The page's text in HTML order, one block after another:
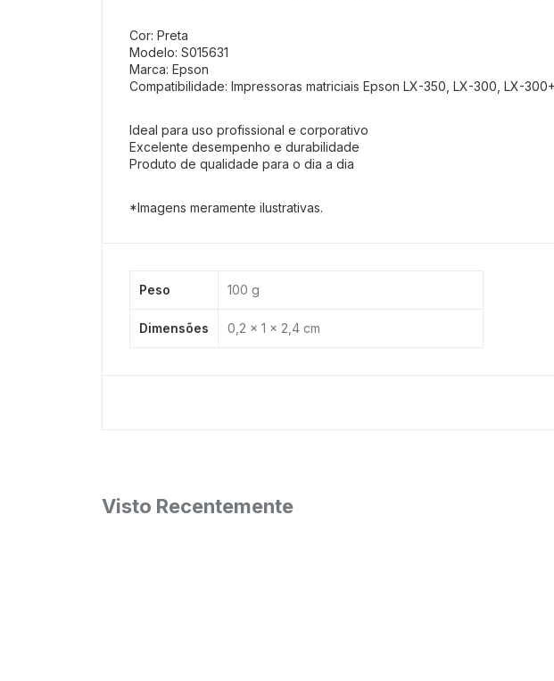
Cor: Preta
Modelo: S015631
Marca: Epson
Compatibilidade: Impressoras matriciais Epson LX-350, LX-300, LX-
Ideal para uso profissional e corporativo
Excelente desempenho e durabilidade
Produto de qualidade para o dia a dia
*Imagens meramente ilustrativas.
Peso 100 g
Dimensões 0,2 × 1 × 2,4 cm
Visto Recentemente